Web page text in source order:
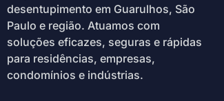
desentupimento em Guarulhos, São
Paulo e região. Atuamos com
soluções eficazes, seguras e rápidas
para residências, empresas,
condomínios e indústrias.